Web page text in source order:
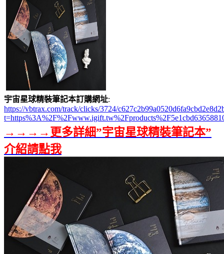
宇宙星球精裝筆記本訂購網址:
https://vbtrax.com/track/clicks/3724/
→→→→更多詳細”宇宙星球精裝筆記本”
介紹請點我